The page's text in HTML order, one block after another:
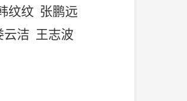
纹纹 张鹏远
云洁 王志波